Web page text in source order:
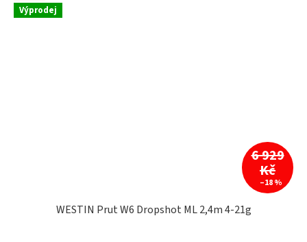
Výprodej
6 929
Kč
–18 %
WESTIN Prut W6 Dropshot ML 2,4m 4-21g